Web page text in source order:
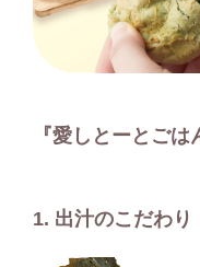
『愛しとーとごは
1. 出汁のこだわ